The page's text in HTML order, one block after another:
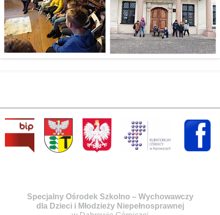
Specjalny Ośrodek Szkolno – Wychowawczy
dla Dzieci i Młodzieży Niepełnosprawnej